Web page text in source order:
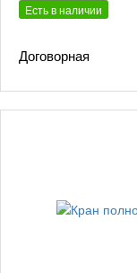
Есть в наличии
Договорная